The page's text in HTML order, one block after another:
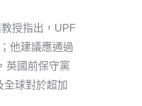
授指出，UPF
他建議應通過
英國前保守黨
全球對於超加